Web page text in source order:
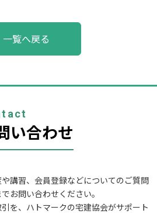
一覧へ戻る
い合わせ
講習、会員登録などについてのご質問
お問い合わせください。
を、ハトマークの宅建協会がサポート